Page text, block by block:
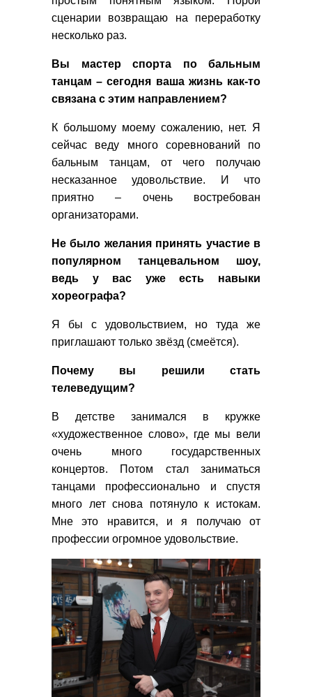
сценарии возвращаю на переработку
несколько раз.
Вы мастер спорта по бальным
танцам – сегодня ваша жизнь как-то
связана с этим направлением?
К большому моему сожалению, нет. Я
сейчас веду много соревнований по
бальным танцам, от чего получаю
несказанное удовольствие. И что
приятно – очень востребован
организаторами.
Не было желания принять участие в
популярном танцевальном шоу,
ведь у вас уже есть навыки
хореографа?
Я бы с удовольствием, но туда же
приглашают только звёзд (смеётся).
Почему вы решили стать
телеведущим?
В детстве занимался в кружке
«художественное слово», где мы вели
очень много государственных
концертов. Потом стал заниматься
танцами профессионально и спустя
много лет снова потянуло к истокам.
Мне это нравится, и я получаю от
профессии огромное удовольствие.